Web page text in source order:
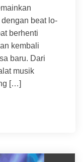
beat lo-
berhenti
kembali
baru. Dari
musik
[…]